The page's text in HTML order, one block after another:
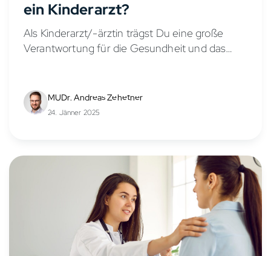
ein Kinderarzt?
Als Kinderarzt/-ärztin trägst Du eine große
Verantwortung für die Gesundheit und das
Kinder- und Jugendmedizin aus?...
MUDr. Andreas Zehetner
24. Jänner 2025